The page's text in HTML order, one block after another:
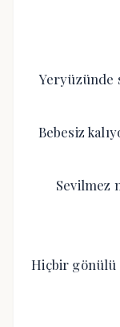
Yeryüzünde
Bebesiz
Sevilmez
Hiçbir gönülü